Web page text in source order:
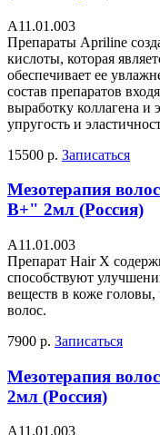
А11.01.003
Препараты Apriline
кислоты, которая
обеспечивает ее
состав препаратов
выработку коллагена и
упругость и
15500 р. Записаться
Мезотерапия
B+" 2мл (Россия)
А11.01.003
Препарат Hair X
способствуют
веществ в коже головы,
волос.
7900 р. Записаться
Мезотерапия
2мл (Россия)
А11.01.003